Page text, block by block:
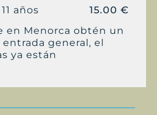
años
15.00 €
en Menorca obtén un
general, el
ya están